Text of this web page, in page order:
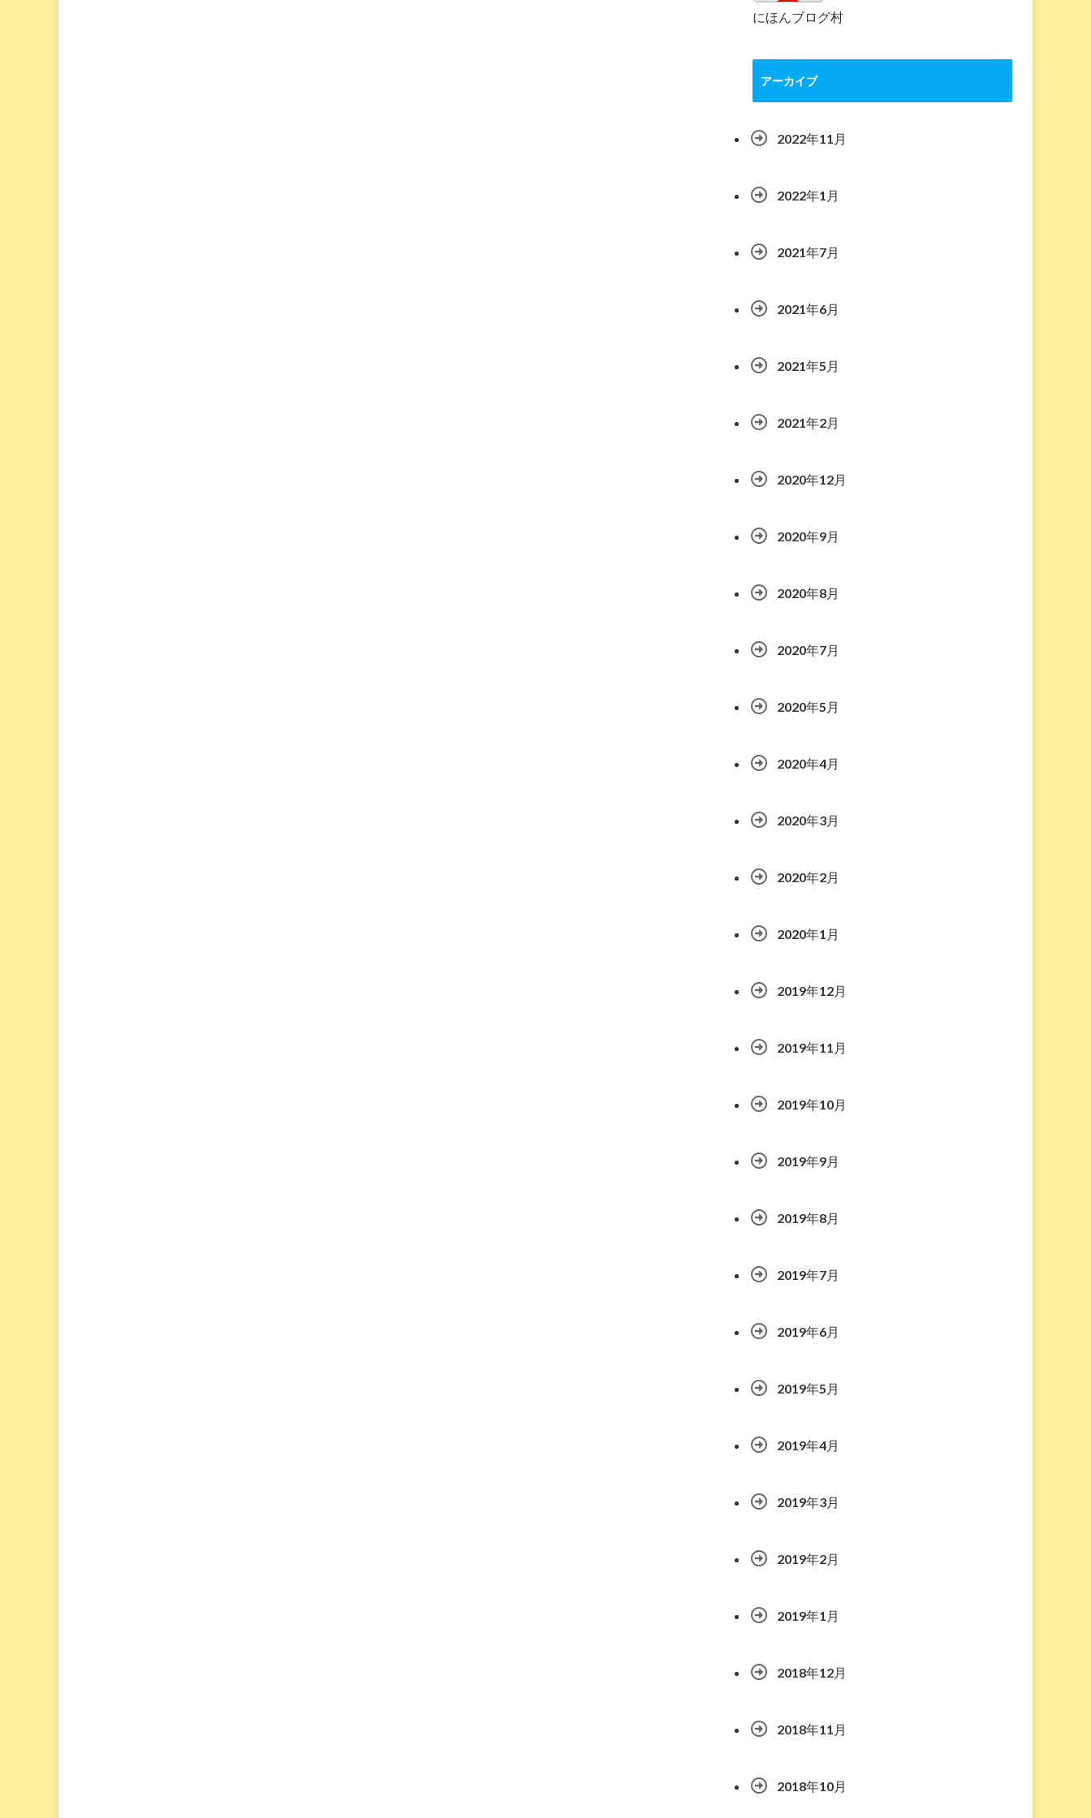
にほんブログ村
アーカイブ
2022年11月
2022年1月
2021年7月
2021年6月
2021年5月
2021年2月
2020年12月
2020年9月
2020年8月
2020年7月
2020年5月
2020年4月
2020年3月
2020年2月
2020年1月
2019年12月
2019年11月
2019年10月
2019年9月
2019年8月
2019年7月
2019年6月
2019年5月
2019年4月
2019年3月
2019年2月
2019年1月
2018年12月
2018年11月
2018年10月